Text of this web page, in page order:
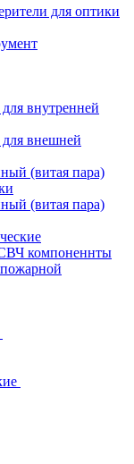
для оптики
внутренней
для внешней
(витая пара)
(витая пара)
компоненнты